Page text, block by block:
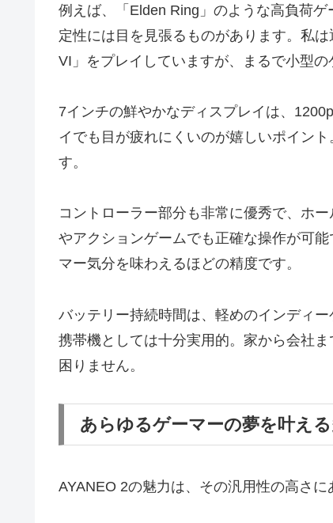
例えば、「Elden Ring」のような高負荷
定性には目を見張るものがあります。私
VI」をプレイしていますが、まるで小型
7インチの鮮やかなディスプレイは、
イでも目が疲れにくいのが嬉しいポイン
す。
コントローラー部分も非常に優秀で、ホ
やアクションゲームでも正確な操作が可
マー気分を味わえるほどの精度です。
バッテリー持続時間は、軽めのインディ
携帯機としては十分実用的。家から会社
困りません。
あらゆるゲーマーの夢を叶え
AYANEO 2の魅力は、その汎用性の高さに